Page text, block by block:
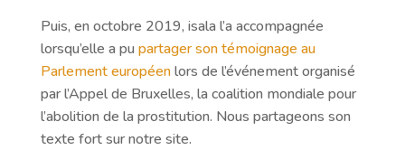
Puis, en octobre 2019, isala l’a accompagnée
lorsqu’elle a pu partager son témoignage au
Parlement européenlors de l’événement organisé
par l’Appel de Bruxelles, la coalition mondiale pour
l’abolition de la prostitution. Nous partageons son
texte fort sur notre site.